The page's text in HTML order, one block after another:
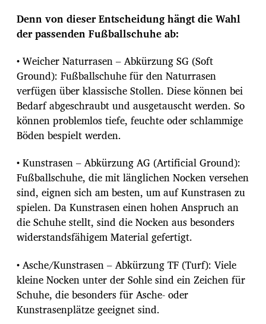
Denn von dieser Entscheidung hängt die Wahl
der passenden Fußballschuhe ab:
• Weicher Naturrasen – Abkürzung SG (Soft
Ground): Fußballschuhe für den Naturrasen
verfügen über klassische Stollen. Diese können bei
Bedarf abgeschraubt und ausgetauscht werden. So
können problemlos tiefe, feuchte oder schlammige
Böden bespielt werden.
• Kunstrasen – Abkürzung AG (Artificial Ground):
Fußballschuhe, die mit länglichen Nocken versehen
sind, eignen sich am besten, um auf Kunstrasen zu
spielen. Da Kunstrasen einen hohen Anspruch an
die Schuhe stellt, sind die Nocken aus besonders
widerstandsfähigem Material gefertigt.
• Asche/Kunstrasen – Abkürzung TF (Turf): Viele
kleine Nocken unter der Sohle sind ein Zeichen für
Schuhe, die besonders für Asche- oder
Kunstrasenplätze geeignet sind.